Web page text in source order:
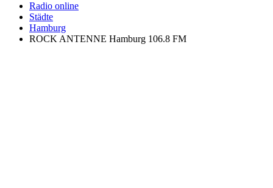
Radio online
Städte
Hamburg
ROCK ANTENNE Hamburg 106.8 FM